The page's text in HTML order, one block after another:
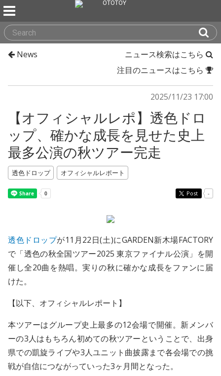
News
ニュース検索はこちら
注目のニュースはこちら
2025/11/23 17:00
【オフィシャルレポ】透色ドロ
ップ、確かな成長を見せた史上
最多公演の秋ツアー完走
透色ドロップ オフィシャルレポート
Post -
透色ドロップが11月22日(土)にGARDEN新木場FACTORY
で「透色の秋全国ツアー2025 東京ファイナル公演」を開
催し全20曲を熱唱。実りの秋に確かな成長をファンに届
けた。
【以下、オフィシャルレポート】
本ツアーはグループ史上最多の12会場で開催。新メンバ
ーの3人はもちろん初めての秋ツアーということで、出身
県での凱旋ライブや3人ユニット曲披露まで各会場での挑
戦が自信につながっていった3ヶ月間となった。